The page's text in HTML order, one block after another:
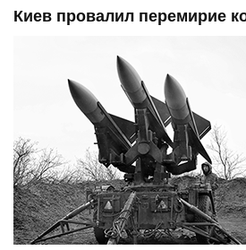
Киев провалил перемирие